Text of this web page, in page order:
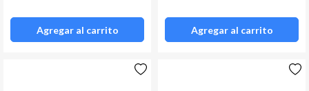
Agregar al carrito Agregar al carrito